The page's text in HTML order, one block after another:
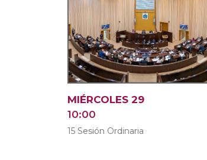
MIÉRCOLES 29
10:00
15 Sesión Ordinaria